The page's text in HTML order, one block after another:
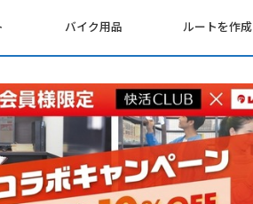
バイク用品 ルートを作成